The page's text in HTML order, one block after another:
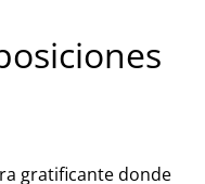
gratificante donde